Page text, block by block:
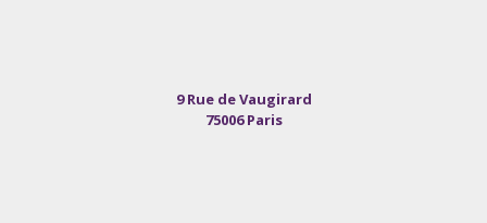
9 Rue de Vaugirard
75006 Paris